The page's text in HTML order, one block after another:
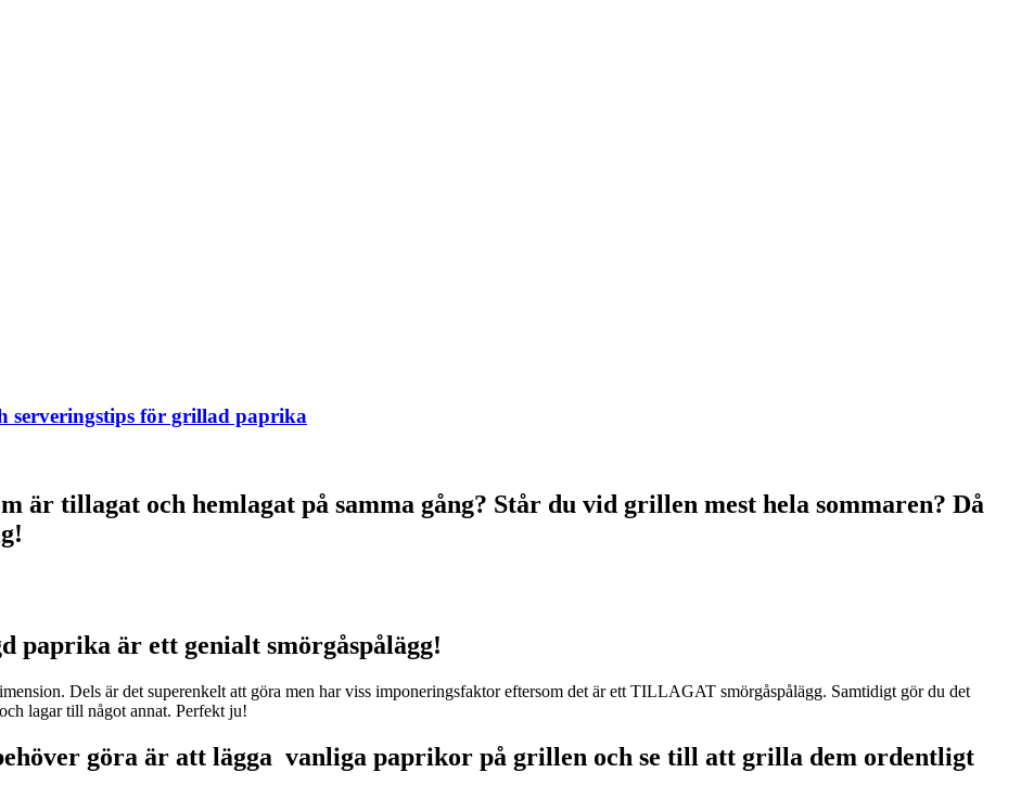
serveringstips för grillad paprika
är tillagat och hemlagat på samma gång? Står du vid grillen mest hela sommaren? Då
paprika är ett genialt smörgåspålägg!
Dels är det superenkelt att göra men har viss imponeringsfaktor eftersom det är ett TILLAGAT smörgåspålägg. Samtidigt gör du det
lagar till något annat. Perfekt ju!
göra är att lägga vanliga paprikor på grillen och se till att grilla dem ordentligt